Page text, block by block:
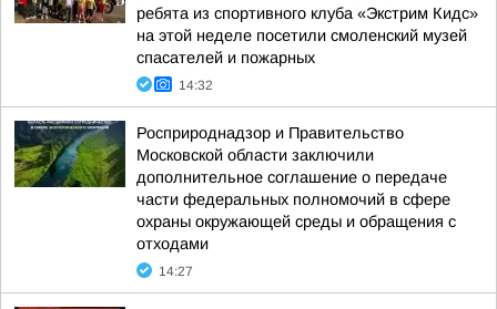
ребята из спортивного клуба «Экстрим Кидс»
на этой неделе посетили смоленский музей
спасателей и пожарных
14:32
Росприроднадзор и Правительство
Московской области заключили
дополнительное соглашение о передаче
части федеральных полномочий в сфере
охраны окружающей среды и обращения с
отходами
14:27